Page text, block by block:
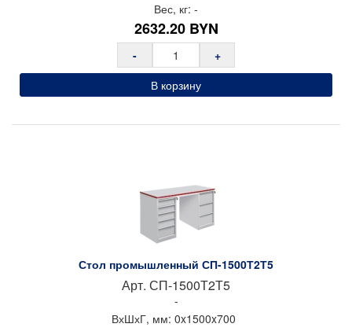
Вес, кг: -
2632.20 BYN
-
+
В корзину
Стол промышленный СП-1500Т2Т5
Арт. СП-1500Т2Т5
-
ВхШхГ, мм: 0x1500x700